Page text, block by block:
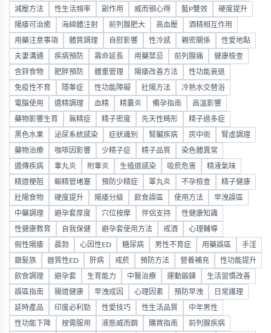
減壓方法 性生活頻率 副作用 威而钢心得 藍P雙效 硬度提升
陽痿可治癒 海綿體注射 前列腺肥大 高血壓 酒精相互作用
用藥注意事項 體質調理 自慰影響 性冷感 親密關係 性愛地點
夫妻溝通 疾病預防 壽命延長 用藥禁忌 前列腺痛 健康檢查
含鋅食物 肥胖預防 體重管理 陽痿改善方法 性功能衰退
免疫性不育 隱睾症 性功能障礙 壯陽方法 冷熱水交替浴
電腦使用 遺精調理 血精 精囊炎 備孕指南 高溫影響
藥物影響生育 無精症 精子密度 先天性畸形 精子過多症
黑色水果 泌尿系統感染 症狀識別 腎臟疾病 房中術 腎虛調理
藥物治療 咖啡因影響 少精子症 精子品質 染色體異常
遺傳疾病 睾丸炎 附睾炎 生殖道感染 吸菸危害 精液氣味
精道梗阻 輸精管堵塞 預防少精症 睪丸炎 不孕檢查 精子健康
壯陽食物 硬度提升 陽痿分級 飲食誤區 使用方法 早洩誤區
中藥調理 避孕套厚度 穴位按摩 伴侶支持 性健康知識
性健康教育 自我保健 避孕套使用方法 戒酒 心理輔導
假性陽痿 晨勃 心因性ED 糖尿病 男性不育症 用藥誤區 手淫
銀髮族 器質性ED 肝病 戒菸 預防方法 營養補充 性功能提升
飲食調理 避孕套 生育能力 中醫治療 運動鍛鍊 生活習慣改善
誤區指南 腸道健康 早洩成因 心理因素 預防早洩 日常護理
延時產品 印度必利勁 性愛技巧 性生活品質 中年男性
性功能下降 按需服用 液態威而鋼 購買指南 前列腺疾病